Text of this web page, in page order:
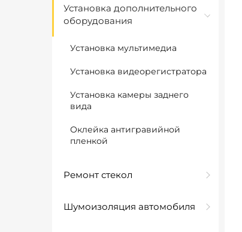
Установка дополнительного
оборудования
Установка мультимедиа
Установка видеорегистратора
Установка камеры заднего
вида
Оклейка антигравийной
пленкой
Ремонт стекол
Шумоизоляция автомобиля